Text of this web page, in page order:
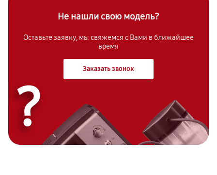
Не нашли свою модель?
Оставьте заявку, мы свяжемся с Вами в ближайшее
время
Заказать звонок
?